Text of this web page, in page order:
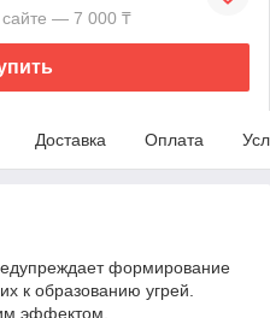
— 7 000 ₸
Доставка Оплата
формирование
к образованию угрей.
эффектом.